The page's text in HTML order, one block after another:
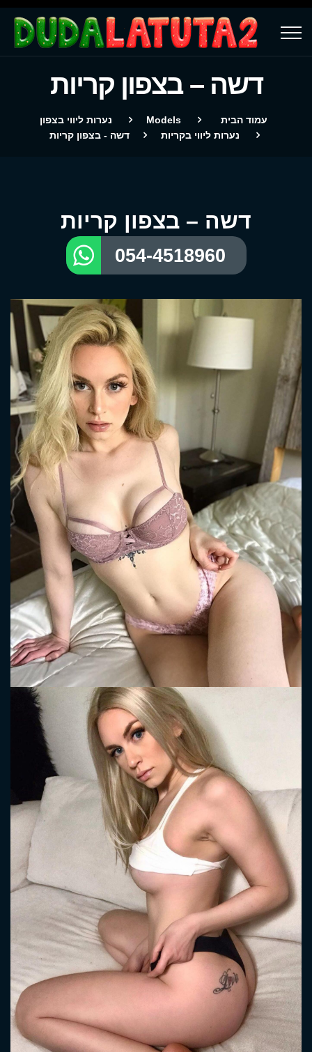
דשה – בצפון קריות
עמוד הבית Models
נערות ליווי בצפון
נערות ליווי בקריות
דשה - בצפון קריות
דשה – בצפון קריות
054-4518960